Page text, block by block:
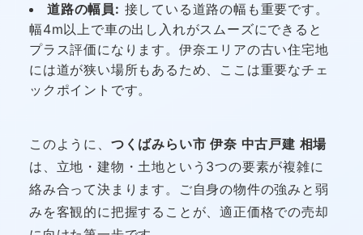
道路の幅員: 接している道路の幅も重要です。
幅4m以上で車の出し入れがスムーズにできると
プラス評価になります。伊奈エリアの古い住宅地
には道が狭い場所もあるため、ここは重要なチェ
ックポイントです。
このように、 つくばみらい市 伊奈 中古戸建 相場
は、立地・建物・土地という3つの要素が複雑に
絡み合って決まります。ご自身の物件の強みと弱
みを客観的に把握することが、適正価格での売却